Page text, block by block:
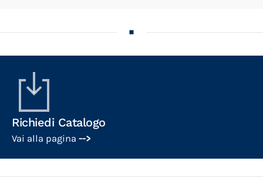
Richiedi Catalogo
Vai alla pagina -->